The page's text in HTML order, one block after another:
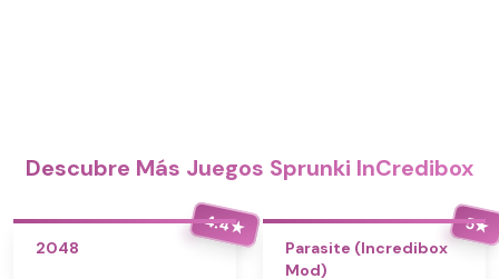
Descubre Más Juegos Sprunki InCredibox
4.4★
2048
5★
Parasite (Incredibox
Mod)